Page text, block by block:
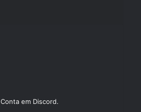
Conta em Discord.